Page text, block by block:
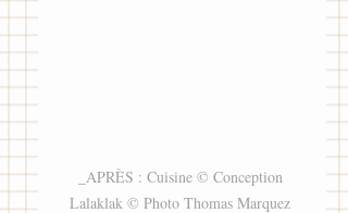
_APRÈS : Cuisine © Conception
Lalaklak © Photo Thomas Marquez